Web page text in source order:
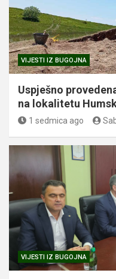
VIJESTI IZ BUGOJNA
Uspješno
na lokalitetu
1 sedmica ago
VIJESTI IZ BUGOJNA